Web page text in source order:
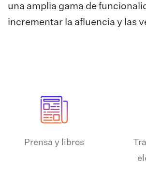
una amplia gama de
incrementar la afluencia y las
Prensa y libros